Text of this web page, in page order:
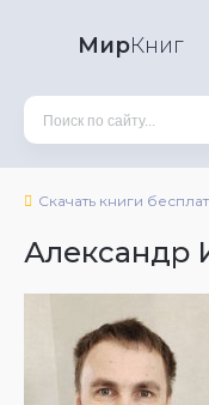
МирКниг
Скачать книги
Александр